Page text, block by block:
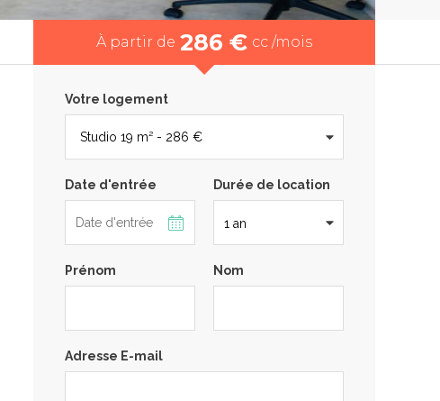
À partir de 286 € cc /mois
Votre logement
Date d'entrée Durée de location
Prénom Nom
Adresse E-mail